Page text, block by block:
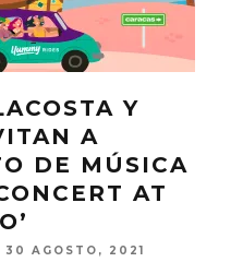
Y
A
DE MÚSICA
AT
30 AGOSTO, 2021